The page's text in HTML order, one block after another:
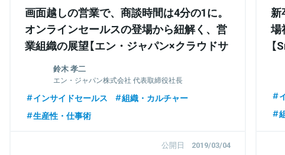
画面越しの営業で、商談時間は4分の1に。
オンラインセールスの登場から紐解く、営
業組織の展望【エン・ジャパン×クラウドサ
鈴木 孝二
エン・ジャパン株式会社 代表取締役社長
インサイドセールス
組織・カルチャー
生産性・仕事術
公開日 2019/03/04
新
場